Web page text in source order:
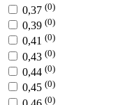
0,37 (0)
0,39 (0)
0,41 (0)
0,43 (0)
0,44 (0)
0,45 (0)
(0)